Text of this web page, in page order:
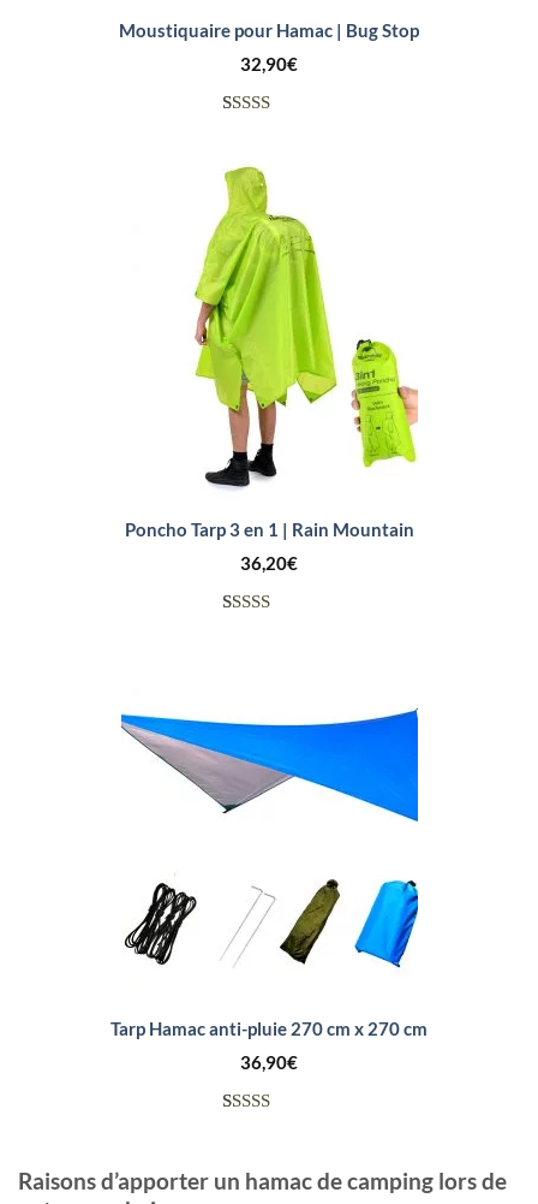
Moustiquaire pour Hamac | Bug Stop
32,90€
basé sur
notations
client
Poncho Tarp 3 en 1 | Rain Mountain
36,20€
client
Tarp Hamac anti-pluie 270 cm x 270 cm
36,90€
5 basé
Raisons d’apporter un hamac de camping lors de